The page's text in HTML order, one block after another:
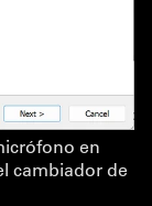
en
cambiador de